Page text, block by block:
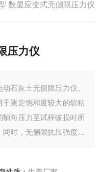
数显应变式无侧限压力仪
压力仪
石灰土无侧限压力仪、
测定饱和度较大的软粘
向压力至试样破损时所
时，无侧限抗压强度试